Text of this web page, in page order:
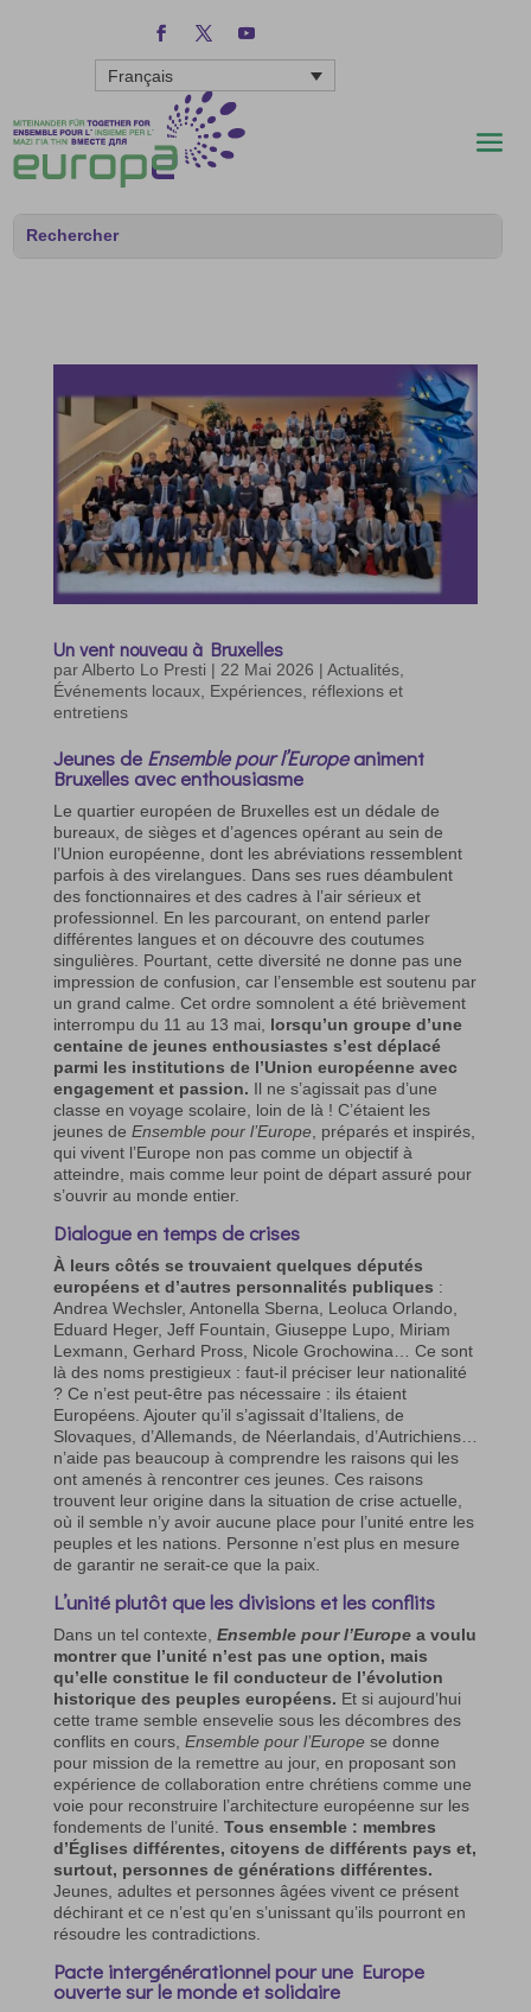
Français
Un vent nouveau à Bruxelles
parAlberto Lo Presti | 22 Mai 2026 | Actualités,
Événements locaux, Expériences, réflexions et
entretiens
Jeunes de Ensemble pour l’Europeaniment
Bruxelles avec enthousiasme
Le quartier européen de Bruxelles est un dédale de
bureaux, de sièges et d’agences opérant au sein de
l’Union européenne, dont les abréviations ressemblent
parfois à des virelangues. Dans ses rues déambulent
des fonctionnaires et des cadres à l’air sérieux et
professionnel. En les parcourant, on entend parler
différentes langues et on découvre des coutumes
singulières. Pourtant, cette diversité ne donne pas une
impression de confusion, car l’ensemble est soutenu par
un grand calme. Cet ordre somnolent a été brièvement
interrompu du 11 au 13 mai, lorsqu’un groupe d’une
centaine de jeunes enthousiastes s’est déplacé
parmi les institutions de l’Union européenne avec
engagement et passion. Il ne s’agissait pas d’une
classe en voyage scolaire, loin de là ! C’étaient les
jeunes de Ensemble pour l’Europe, préparés et inspirés,
qui vivent l’Europe non pas comme un objectif à
atteindre, mais comme leur point de départ assuré pour
s’ouvrir au monde entier.
Dialogue en temps de crises
À leurs côtés se trouvaient quelques députés
européens et d’autres personnalités publiques :
Andrea Wechsler, Antonella Sberna, Leoluca Orlando,
Eduard Heger, Jeff Fountain, Giuseppe Lupo, Miriam
Lexmann, Gerhard Pross, Nicole Grochowina… Ce sont
là des noms prestigieux : faut-il préciser leur nationalité
? Ce n’est peut-être pas nécessaire : ils étaient
Européens. Ajouter qu’il s’agissait d’Italiens, de
Slovaques, d’Allemands, de Néerlandais, d’Autrichiens…
n’aide pas beaucoup à comprendre les raisons qui les
ont amenés à rencontrer ces jeunes. Ces raisons
trouvent leur origine dans la situation de crise actuelle,
où il semble n’y avoir aucune place pour l’unité entre les
peuples et les nations. Personne n’est plus en mesure
de garantir ne serait-ce que la paix.
L’unité plutôt que les divisions et les conflits
Dans un tel contexte, Ensemble pour l’Europea voulu
montrer que l’unité n’est pas une option, mais
qu’elle constitue le fil conducteur de l’évolution
historique des peuples européens. Et si aujourd’hui
cette trame semble ensevelie sous les décombres des
conflits en cours, Ensemble pour l’Europese donne
pour mission de la remettre au jour, en proposant son
expérience de collaboration entre chrétiens comme une
voie pour reconstruire l’architecture européenne sur les
fondements de l’unité. Tous ensemble : membres
d’Églises différentes, citoyens de différents pays et,
surtout, personnes de générations différentes.
Jeunes, adultes et personnes âgées vivent ce présent
déchirant et ce n’est qu’en s’unissant qu’ils pourront en
résoudre les contradictions.
Pacte intergénérationnel pour une Europe
ouverte sur le monde et solidaire